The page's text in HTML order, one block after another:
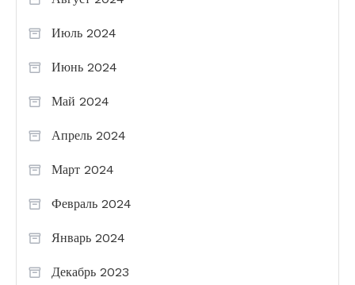
Июль 2024
Июнь 2024
Май 2024
Апрель 2024
Март 2024
Февраль 2024
Январь 2024
Декабрь 2023